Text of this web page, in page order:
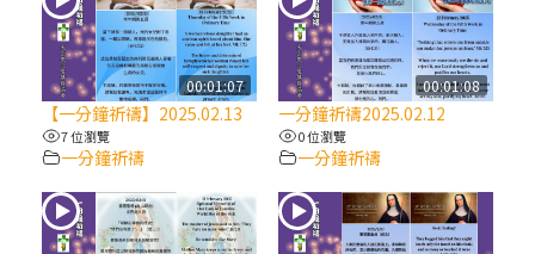
(2)黃敏正主教帶你做「四旬期避靜」—【逾
越的智慧】：七項齋戒的意義與益處
【信仰之旅】第九集：「如果你的痛苦比快
樂多」—歐義明神父 / 應芝莉老師
(1)黃敏正主教帶你做「四旬期避靜」—【逾
00:01:07
【一分鐘祈禱】2025.02.13
7 位瀏覽
一分鐘祈禱
00:01:08
一分鐘祈禱2025.02.12
0 位瀏覽
一分鐘祈禱